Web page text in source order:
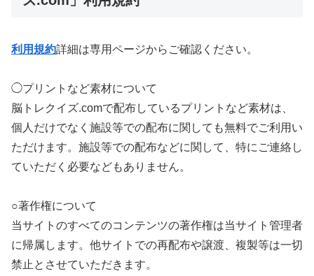
利用規約詳細は専用ページからご確認ください。
◯プリントなど素材について
脳トレクイズ.comで配布しているプリントなど素材は、
個人だけでなく施設等での配布に関しても無料でご利用い
ただけます。施設等での配布などに関して、特にご連絡し
ていただく必要などもありません。
○著作権について
当サイトのすべてのコンテンツの著作権は当サイト管理者
に帰属します。他サイトでの再配布や譲渡、複製等は一切
禁止とさせていただきます。